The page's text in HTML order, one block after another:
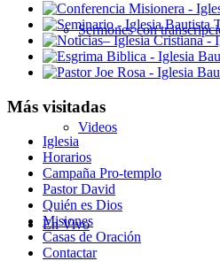
Sermones con
Videos
En Vivo
Más visitadas
Iglesia
Horarios
Campaña Pro-templo
Pastor David
Quién es Dios
Misiones
Casas de Oración
Contactar